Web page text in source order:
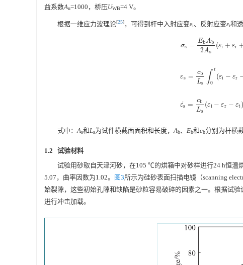
益系数Au=1000 ，桥压UWB=4 V。
根据一维应力波理论[25]，可得到杆中入射应变εi、反射应变εr和
σs =
EbAb
2As
(εi + εr
σs= EbAb2 As εi+εr +
εs =
cb
Ls ∫ t
0
(εi − εr
ε =cb Ls 0t(ε i−εr− εt
εs
˙ =
cb
Ls
(εi − εr − εt)
εs˙ =cb Ls( εi−εr−εt )
式中： As和 Ls为试件横截面面积和长度， Ab、 Eb和cb分别为杆横
1.2 试验材料
试验用砂取自天津河砂，在105 ℃的烘箱中对砂样进行24 h恒温
5.07，曲率因数为1.02。
图3所示为硅砂表面扫描电镜（scanning
始裂隙，这些初始孔隙和缺陷是砂粒容易破碎的因素之一。根据试验
进行冲击加载。